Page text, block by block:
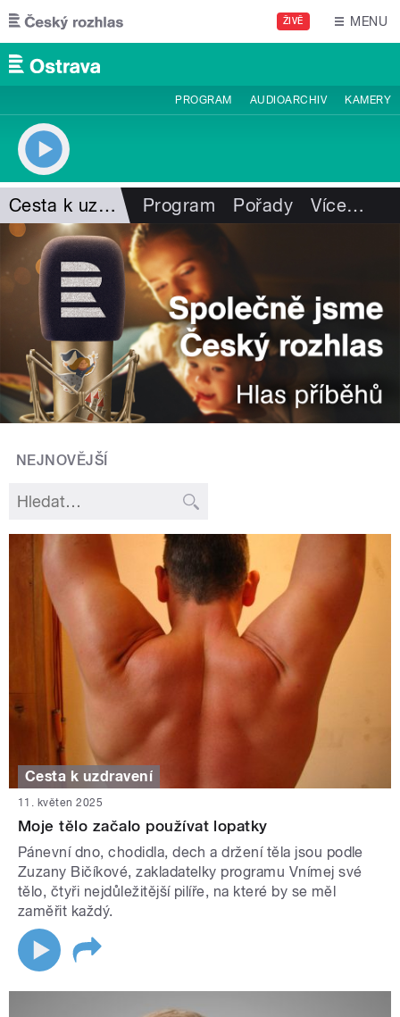
Přejít k hlavnímu obsahu
ŽIVĚ MENU
PROGRAM AUDIOARCHIV KAMERY
Cesta k uzdravení Program Pořady Více…
NEJNOVĚJŠÍ
Cesta k uzdravení
11. květen 2025
Moje tělo začalo používat lopatky
Pánevní dno, chodidla, dech a držení těla jsou podle
Zuzany Bičíkové, zakladatelky programu Vnímej své
tělo, čtyři nejdůležitější pilíře, na které by se měl
zaměřit každý.